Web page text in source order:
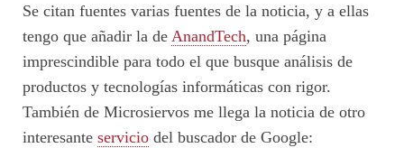
Se citan fuentes varias fuentes de la noticia, y a ellas
tengo que añadir la de AnandTech, una página
imprescindible para todo el que busque análisis de
productos y tecnologías informáticas con rigor.
También de Microsiervos me llega la noticia de otro
interesante servicio del buscador de Google: